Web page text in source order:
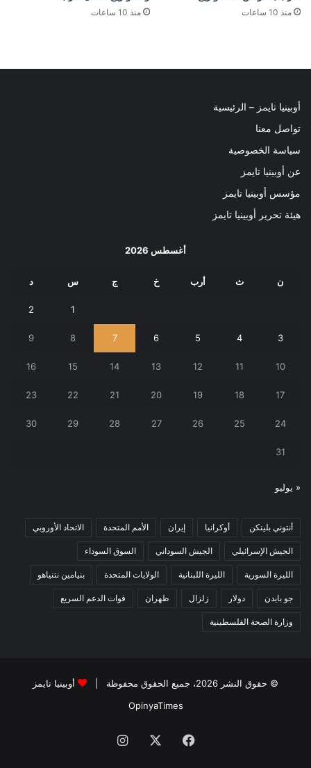
منذ 10 ساعات منذ 10 ساعات
أوبينيا تايمز – الرئيسية
تواصل معنا
سياسة الخصوصية
عن أوبينيا تايمز
مؤسس أوبينيا تايمز
هيئة تحرير أوبينيا تايمز
أغسطس 2026
ن ث أرب خ ج س د
1
2
3
4
5
6
7
8
9
10
11
12
13
14
15
16
17
18
19
20
21
22
23
24
25
26
27
28
29
30
31
« يوليو
أنتوني بلينكن أوكرانيا إيران الأمم المتحدة الاتحاد الأوروبي
الجيش الإسرائيلي الجيش السوداني السوق السوداء
الليرة السورية الليرة اللبنانية الولايات المتحدة بنيامين نتنياهو
جو بايدن دولار زلزال طهران قوات الدعم السريع
وزارة الصحة الفلسطينية
© حقوق النشر 2026، جميع الحقوق محفوظة |
أوبينيا تايمز
OpinyaTimes
فيسبوك انستقرام